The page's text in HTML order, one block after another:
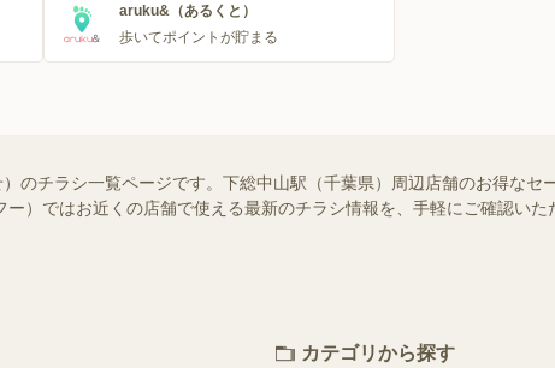
aruku&（あるくと）
歩いてポイントが貯まる
のチラシ一覧ページです。下総中山駅（千葉県）周辺店舗のお得なセ
）ではお近くの店舗で使える最新のチラシ情報を、手軽にご確認い
カテゴリから探す